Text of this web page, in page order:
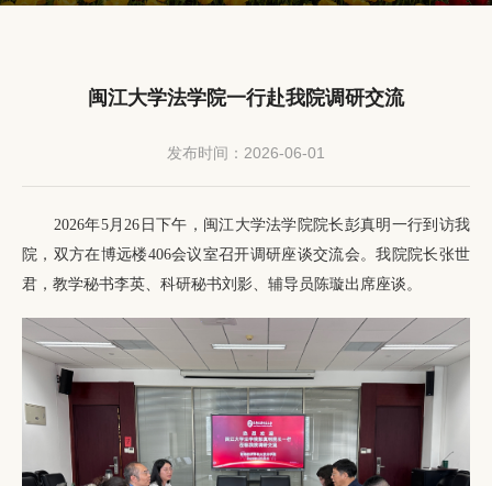
闽江大学法学院一行赴我院调研交流
发布时间：2026-06-01
2026年5月26日下午，闽江大学法学院院长彭真明一行到访我
院，双方在博远楼406会议室召开调研座谈交流会。我院院长张世
君，教学秘书李英、科研秘书刘影、辅导员陈璇出席座谈。